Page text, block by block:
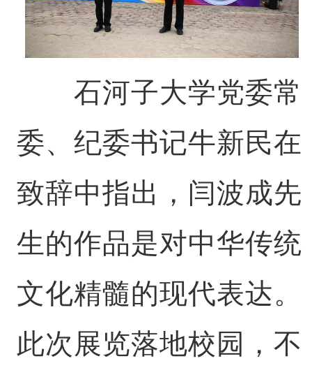
石河子大学党委常
委、纪委书记牛新民在
致辞中指出，闫波成先
生的作品是对中华传统
文化精髓的现代表达。
此次展览落地校园，不